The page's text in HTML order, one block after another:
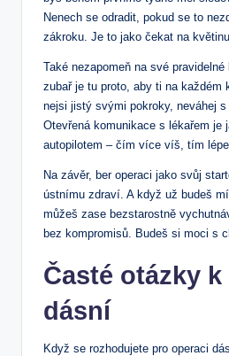
Nenech se odradit, pokud se to
zákroku. Je to jako čekat na
Také nezapomeň na své
zubař je tu proto, aby ti na každém
nejsi jistý svými pokroky, neváhej
Otevřená komunikace s lékařem je
autopilotem – čím více víš, tím
Na závěr, ber operaci jako svůj
ústnímu zdraví. A když už budeš
můžeš zase bezstarostně
bez kompromisů. Budeš si moci s
Časté otázky
dásní
Když se rozhodujete pro operaci